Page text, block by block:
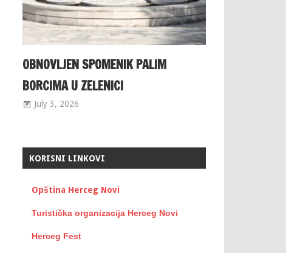
OBNOVLJEN SPOMENIK PALIM
BORCIMA U ZELENICI
July 3, 2026
KORISNI LINKOVI
Opština Herceg Novi
Turistička organizacija Herceg Novi
Herceg Fest